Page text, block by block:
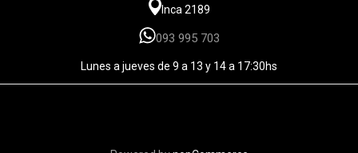
Inca 2189
093 995 703
Lunes a jueves de 9 a 13 y 14 a 17:30hs